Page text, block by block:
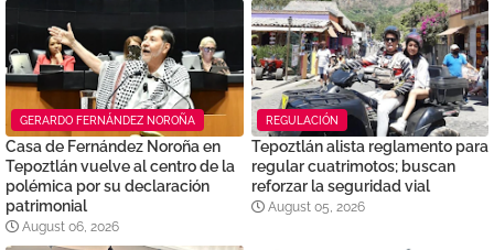
GERARDO FERNÁNDEZ NOROÑA
Casa de Fernández Noroña en
Tepoztlán vuelve al centro de la
polémica por su declaración
patrimonial
August 06, 2026
REGULACIÓN
Tepoztlán alista reglamento para
regular cuatrimotos; buscan
reforzar la seguridad vial
August 05, 2026